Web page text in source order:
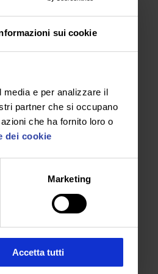
sui cookie
e per analizzare il
partner che si occupano
che ha fornito loro o
dei cookie
Marketing
Accetta tutti